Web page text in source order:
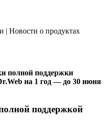
| Новости о продуктах
полной поддержки
на 1 год — до 30 июня
поддержкой